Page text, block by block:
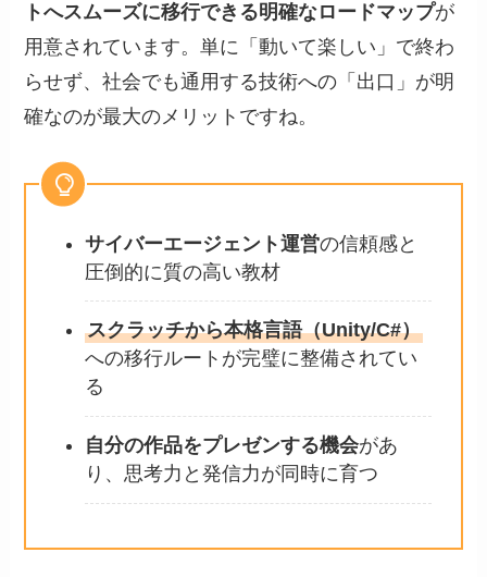
トへスムーズに移行できる明確なロードマップが
用意されています。単に「動いて楽しい」で終わ
らせず、社会でも通用する技術への「出口」が明
確なのが最大のメリットですね。
サイバーエージェント運営の信頼感と
圧倒的に質の高い教材
スクラッチから本格言語（Unity/C#）
への移行ルートが完璧に整備されてい
る
自分の作品をプレゼンする機会があ
り、思考力と発信力が同時に育つ